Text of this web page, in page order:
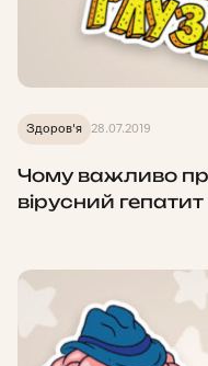
Здоров'я 28.07.2019
Чому важливо
вірусний гепатит